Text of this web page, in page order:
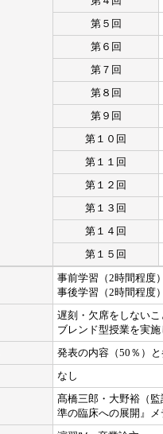
第５回
第６回
第７回
第８回
第９回
第１０回
第１１回
第１２回
第１３回
第１４回
第１５回
事前学習（2時間程度
事後学習（2時間程度
遅刻・欠席をしない
ブレンド型授業を実
発表の内容（50％）
なし
髙橋三郎・大野裕（
準の臨床への展開』